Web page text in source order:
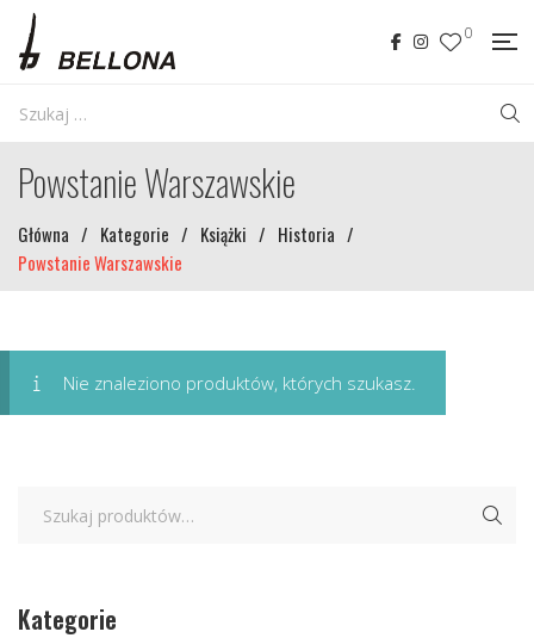
0
Powstanie Warszawskie
Główna / Kategorie / Książki / Historia /
Powstanie Warszawskie
Nie znaleziono produktów, których szukasz.
Kategorie